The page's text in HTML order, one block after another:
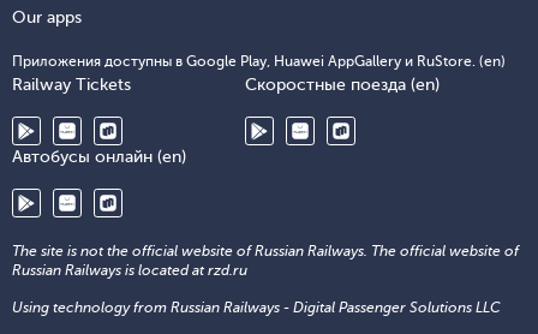
Our apps
Приложения доступны в Google Play, Huawei AppGallery и RuStore. (en)
Railway Tickets Скоростные поезда (en)
Автобусы онлайн (en)
The site is not the official website of Russian Railways. The official website of
Russian Railways is located at rzd.ru
Using technology from Russian Railways - Digital Passenger Solutions LLC